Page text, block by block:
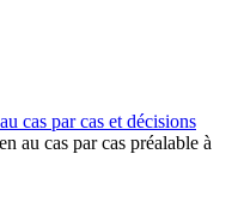
cas par cas et décisions
au cas par cas préalable à